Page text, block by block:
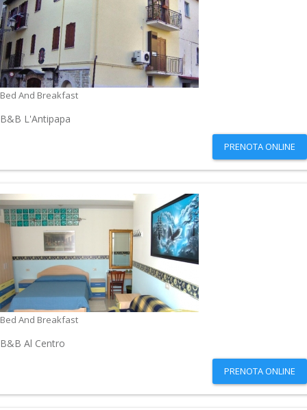
Bed And Breakfast
B&B L'Antipapa
PRENOTA ONLINE
Bed And Breakfast
B&B Al Centro
PRENOTA ONLINE